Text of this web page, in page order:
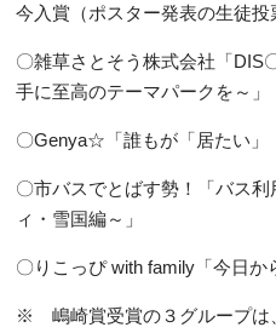
今入賞 （ポスター発表の生徒
〇雑草さとそう株式会社「DIS
手に至高のテーマパークを～」
〇Genya☆「誰もが「居たい」
〇市バスでとばす勢！「バス
ィ・雪国編～」
〇りこっぴ with family「今日か
※ 嶋崎賞受賞の３グループは